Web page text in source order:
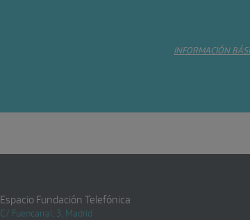
INFORMACIÓN
Espacio Fundación Telefónica
C/ Fuencarral, 3, Madrid